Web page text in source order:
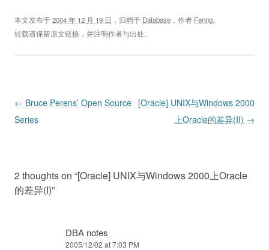
本文发布于2004 年 12 月 19 日 ，归档于 Database ，作者 Fenng。
转载请保留原文链接，并注明作者与出处。
Post navigation
← Bruce Perens’ Open Source
Series
[Oracle] UNIX与Windows 2000
上Oracle的差异(II) →
2 thoughts on “[Oracle] UNIX与Windows 2000上Oracle
的差异(I)”
DBA notes
2005/12/02 at 7:03 PM